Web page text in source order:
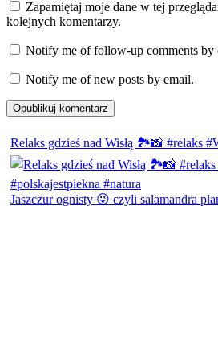
Zapamiętaj moje dane w tej
kolejnych komentarzy.
Notify me of follow-up comments by
Notify me of new posts by email.
Relaks gdzieś nad Wisłą 🏞️📸 #relaks
Jaszczur ognisty 😜 czyli salamandra